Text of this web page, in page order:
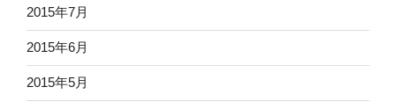
2015年7月
2015年6月
2015年5月